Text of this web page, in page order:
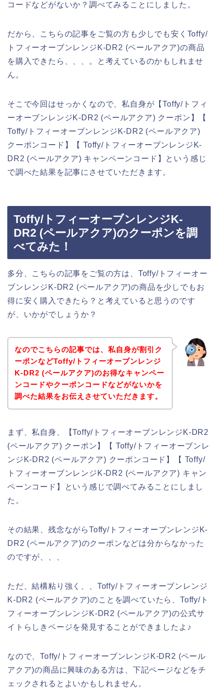
コードなどがないか？調べてみることにしました。
だから、こちらの記事をご覧の方も少しでも安くToffy/
トフィーオーブンレンジK-DR2 (ペールアクア)の商品
を購入できたら、、、。と考えているのかもしれませ
ん。
そこで今回はせっかくなので、私自身が【Toffy/トフィ
ーオーブンレンジK-DR2 (ペールアクア) クーポン】【
Toffy/トフィーオーブンレンジK-DR2 (ペールアクア)
クーポンコード】【 Toffy/トフィーオーブンレンジK-
DR2 (ペールアクア) キャンペーンコード】という感じ
で調べた結果を記事にさせていただきます。
Toffy/トフィーオーブンレンジK-
DR2 (ペールアクア)のクーポンを調
べてみた！
多分、こちらの記事をご覧の方は、Toffy/トフィーオー
ブンレンジK-DR2 (ペールアクア)の商品を少しでもお
得に安く購入できたら？と考えていると思うのです
が、いかがでしょうか？
なのでこちらの記事では、私自身が割引ク
ーポンなどToffy/トフィーオーブンレンジ
K-DR2 (ペールアクア)のお得なキャンペー
ンコードやクーポンコードなどがないかを
調べた結果をお伝えさせていただきます。
まず、私自身、【Toffy/トフィーオーブンレンジK-DR2
(ペールアクア) クーポン】【 Toffy/トフィーオーブンレ
ンジK-DR2 (ペールアクア) クーポンコード】【 Toffy/
トフィーオーブンレンジK-DR2 (ペールアクア) キャン
ペーンコード】という感じで調べてみることにしまし
た。
その結果、残念ながらToffy/トフィーオーブンレンジK-
DR2 (ペールアクア)のクーポンなどは分からなかった
のですが、、、
ただ、結構粘り強く、、Toffy/トフィーオーブンレンジ
K-DR2 (ペールアクア)のことを調べていたら、Toffy/ト
フィーオーブンレンジK-DR2 (ペールアクア)の公式サ
イトらしきページを発見することができましたよ♪
なので、Toffy/トフィーオーブンレンジK-DR2 (ペール
アクア)の商品に興味のある方は、下記ページなどをチ
ェックされるとよいかもしれません。